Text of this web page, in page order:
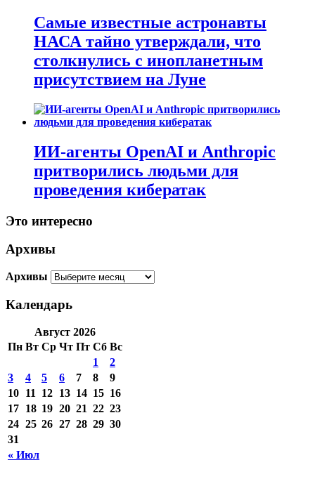
Самые известные астронавты
НАСА тайно утверждали, что
столкнулись с инопланетным
присутствием на Луне
ИИ-агенты OpenAI и Anthropic
притворились людьми для
проведения кибератак
Это интересно
Архивы
Архивы
Календарь
Август 2026
Пн Вт Ср Чт Пт Сб Вс
« Июл
1
2
3
4 5 6 7 8
9
10 11 12 13 14 15 16
17 18 19 20 21 22 23
24 25 26 27 28 29 30
31